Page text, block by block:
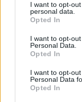
I want to opt-
personal data.
Opted In
I want to opt-
Personal Data.
Opted In
I want to opt-
Personal Data
Opted In
kaime
verslininkas: tai yra